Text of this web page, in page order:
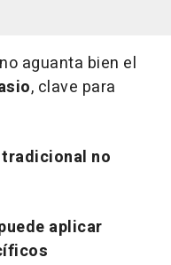
aguanta bien el
, clave para
tradicional no
aplicar